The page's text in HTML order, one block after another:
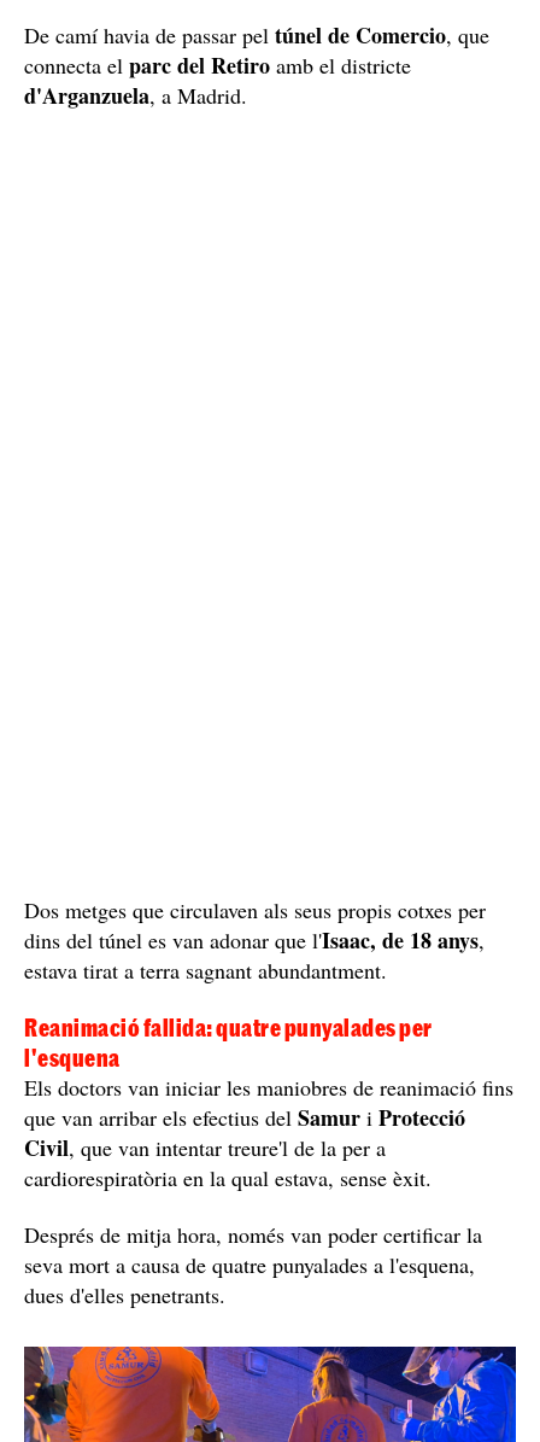
De camí havia de passar pel túnel de Comercio, que
connecta el parc del Retiro amb el districte
d'Arganzuela, a Madrid.
Dos metges que circulaven als seus propis cotxes per
dins del túnel es van adonar que l'Isaac, de 18 anys,
estava tirat a terra sagnant abundantment.
Reanimació fallida: quatre punyalades per
l'esquena
Els doctors van iniciar les maniobres de reanimació fins
que van arribar els efectius del Samur i Protecció
Civil, que van intentar treure'l de la per a
cardiorespiratòria en la qual estava, sense èxit.
Després de mitja hora, només van poder certificar la
seva mort a causa de quatre punyalades a l'esquena,
dues d'elles penetrants.